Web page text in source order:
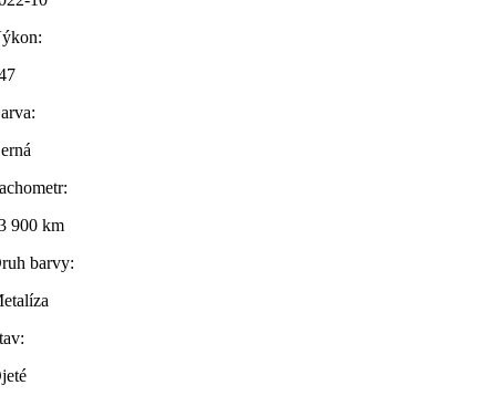
900 km
barvy: